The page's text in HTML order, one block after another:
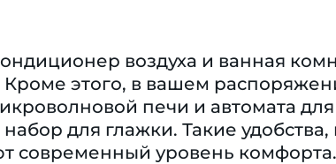
воздуха и ванная
Кроме этого, в вашем
печи и автомата
для глажки. Такие
современный уровень